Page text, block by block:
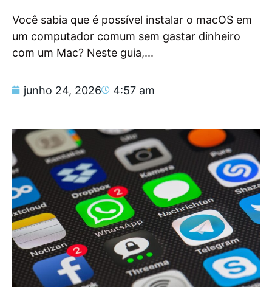
Você sabia que é possível instalar o macOS em
um computador comum sem gastar dinheiro
com um Mac? Neste guia,...
junho 24, 2026 4:57 am